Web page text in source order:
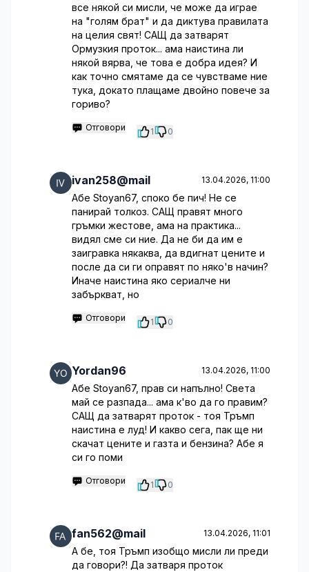
все някой си мисли, че може да играе
на "голям брат" и да диктува правилата
на целия свят! САЩ да затварят
Ормузкия проток... ама наистина ли
някой вярва, че това е добра идея? И
как точно смятаме да се чувстваме ние
тука, докато плащаме двойно повече за
гориво?
Отговори 1 0
ivan258@mail 13.04.2026, 11:00
Абе Stoyan67, споко бе пич! Не се
панирай толкоз. САЩ правят много
гръмки жестове, ама на практика...
видял сме си ние. Да не би да им е
заигравка някаква, да вдигнат цените и
после да си ги оправят по няко'в начин?
Иначе наистина яко сериалче ни
забъркват, но
Отговори 1 0
Yordan96 13.04.2026, 11:00
Абе Stoyan67, прав си напълно! Света
май се разпада... ама к'во да го правим?
САЩ да затварят проток - тоя Тръмп
наистина е луд! И какво сега, пак ще ни
скачат цените и газта и бензина? Абе я
си го поми
Отговори 1 0
fan562@mail 13.04.2026, 11:01
А бе, тоя Тръмп изобщо мисли ли преди
да говори?! Да затваря проток